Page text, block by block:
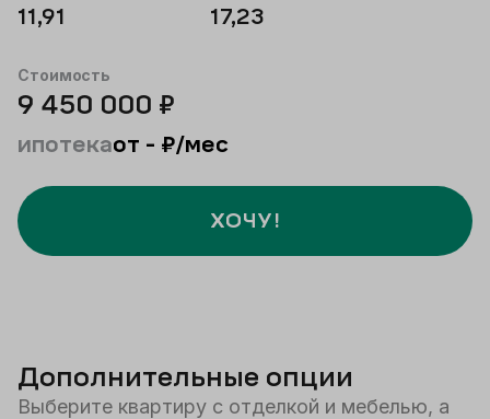
11,91 17,23
Стоимость
9 450 000 ₽
ипотекаот - ₽/мес
ХОЧУ!
Дополнительные опции
Выберите квартиру с отделкой и мебелью, а